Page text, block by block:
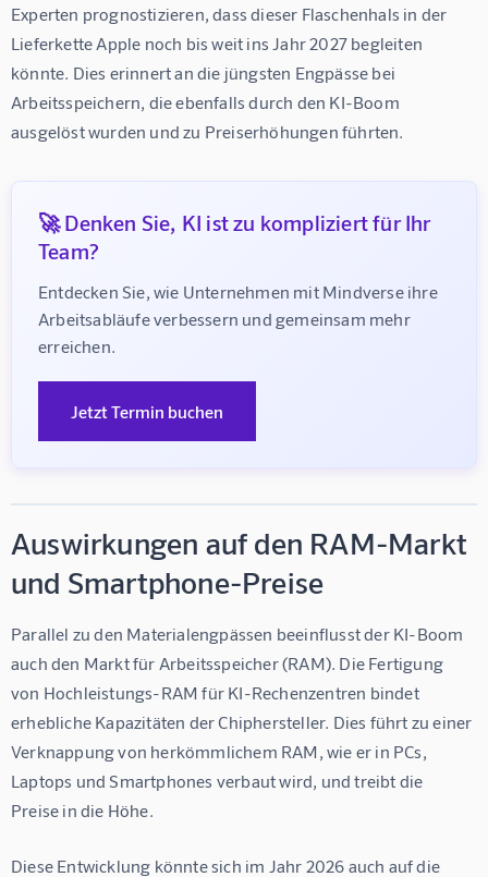
Experten prognostizieren, dass dieser Flaschenhals in der
Lieferkette Apple noch bis weit ins Jahr 2027 begleiten
könnte. Dies erinnert an die jüngsten Engpässe bei
Arbeitsspeichern, die ebenfalls durch den KI-Boom
ausgelöst wurden und zu Preiserhöhungen führten.
🚀 Denken Sie, KI ist zu kompliziert für Ihr
Team?
Entdecken Sie, wie Unternehmen mit Mindverse ihre
Arbeitsabläufe verbessern und gemeinsam mehr
erreichen.
Jetzt Termin buchen
Auswirkungen auf den RAM-Markt
und Smartphone-Preise
Parallel zu den Materialengpässen beeinflusst der KI-Boom
auch den Markt für Arbeitsspeicher (RAM). Die Fertigung
von Hochleistungs-RAM für KI-Rechenzentren bindet
erhebliche Kapazitäten der Chiphersteller. Dies führt zu einer
Verknappung von herkömmlichem RAM, wie er in PCs,
Laptops und Smartphones verbaut wird, und treibt die
Preise in die Höhe.
Diese Entwicklung könnte sich im Jahr 2026 auch auf die